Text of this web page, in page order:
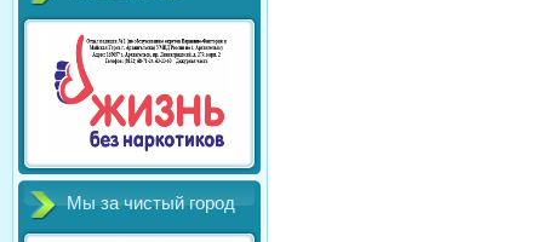
Мы за чистый город